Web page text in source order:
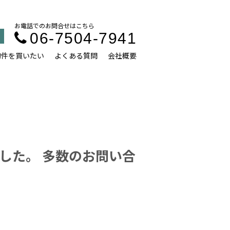
お電話でのお問合せはこちら
06-7504-7941
を買いたい よくある質問 会社概要
た。 多数のお問い合